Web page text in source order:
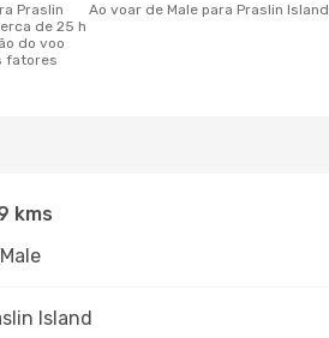
de 25 h
do voo
fatores
Ao voar de Male para Praslin Island
kms
Island